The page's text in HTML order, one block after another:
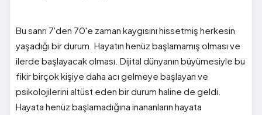
Bu sanrı 7'den 70'e zaman kaygısını hissetmiş herkesin
yaşadığı bir durum. Hayatın henüz başlamamış olması ve
ilerde başlayacak olması. Dijital dünyanın büyümesiyle bu
fikir birçok kişiye daha acı gelmeye başlayan ve
psikolojilerini altüst eden bir durum haline de geldi.
Hayata henüz başlamadığına inananların hayata